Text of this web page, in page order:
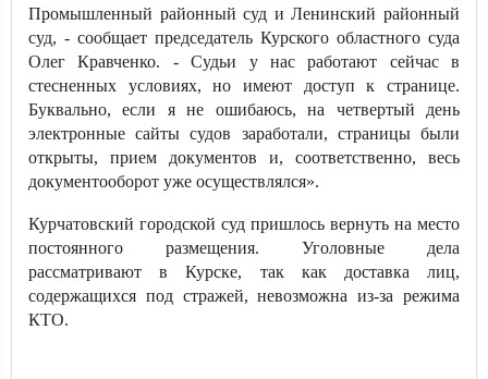
Промышленный районный суд и Ленинский районный
суд, - сообщает председатель Курского областного суда
Олег Кравченко. - Судьи у нас работают сейчас в
стесненных условиях, но имеют доступ к странице.
Буквально, если я не ошибаюсь, на четвертый день
электронные сайты судов заработали, страницы были
открыты, прием документов и, соответственно, весь
документооборот уже осуществлялся».
Курчатовский городской суд пришлось вернуть на место
постоянного размещения. Уголовные дела
рассматривают в Курске, так как доставка лиц,
содержащихся под стражей, невозможна из-за режима
КТО.